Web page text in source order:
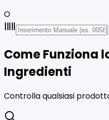
O
Come Funziona
Ingredienti
Controlla qualsiasi